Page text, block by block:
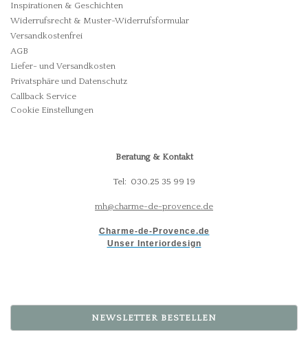
Inspirationen & Geschichten
Widerrufsrecht & Muster-Widerrufsformular
Versandkostenfrei
AGB
Liefer- und Versandkosten
Privatsphäre und Datenschutz
Callback Service
Cookie Einstellungen
Beratung & Kontakt
Tel: 030.25 35 99 19
mh@charme-de-provence.de
Charme-de-Provence.de
Unser Interiordesign
NEWSLETTER BESTELLEN